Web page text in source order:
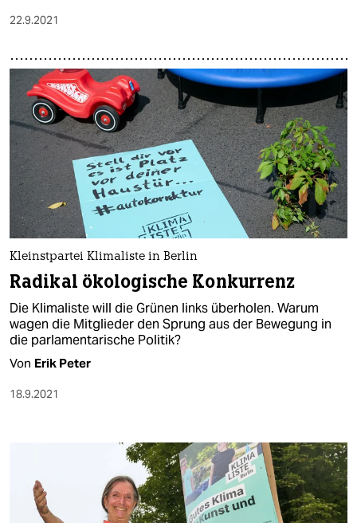
22.9.2021
Kleinstpartei Klimaliste in Berlin
Radikal ökologische Konkurrenz
Die Klimaliste will die Grünen links überholen. Warum
wagen die Mitglieder den Sprung aus der Bewegung in
die parlamentarische Politik?
Von Erik Peter
18.9.2021